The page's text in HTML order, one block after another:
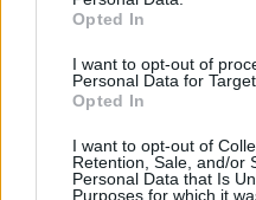
Opted In
I want to opt-out of
Personal Data for
Opted In
I want to opt-out of
Retention, Sale, and/or
Personal Data that Is
Purposes for which it
tik atvartą, o kartais
istoriją turi
nesikartoti, rasti